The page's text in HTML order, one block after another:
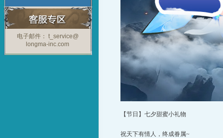
电子邮件： t_service@
longma-inc.com
【节日】七夕甜蜜小礼物
祝天下有情人，终成眷属~